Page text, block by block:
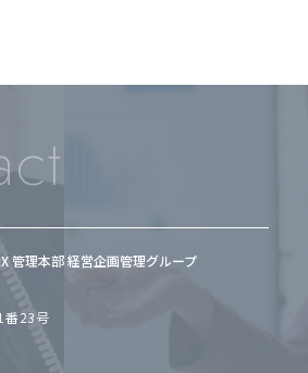
管理本部 経営企画管理グループ
番23号